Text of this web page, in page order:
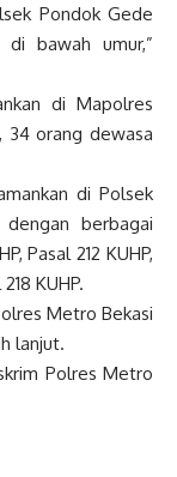
Pondok Gede
bawah umur,”
di Mapolres
34 orang dewasa
di Polsek
berbagai
Pasal 212 KUHP,
KUHP.
Metro Bekasi
lanjut.
Polres Metro